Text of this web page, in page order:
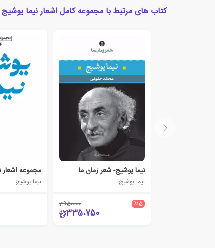
کتاب های مرتبط با مجموعه کامل اشعار نیما یوشیج
نیما یوشیج- شعر زمان ما
نیما یوشیج
٪15 395،000
335،750
نیما یوشیج